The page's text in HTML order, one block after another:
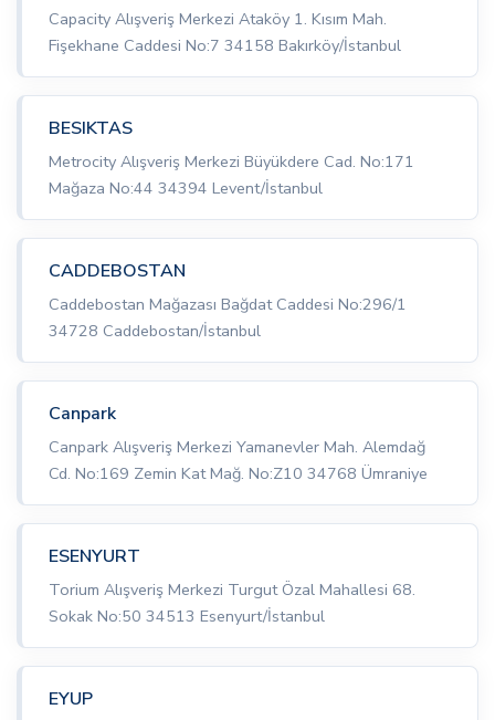
Capacity Alışveriş Merkezi Ataköy 1. Kısım Mah.
Fişekhane Caddesi No:7 34158 Bakırköy/İstanbul
BESIKTAS
Metrocity Alışveriş Merkezi Büyükdere Cad. No:171
Mağaza No:44 34394 Levent/İstanbul
CADDEBOSTAN
Caddebostan Mağazası Bağdat Caddesi No:296/1
34728 Caddebostan/İstanbul
Canpark
Canpark Alışveriş Merkezi Yamanevler Mah. Alemdağ
Cd. No:169 Zemin Kat Mağ. No:Z10 34768 Ümraniye
ESENYURT
Torium Alışveriş Merkezi Turgut Özal Mahallesi 68.
Sokak No:50 34513 Esenyurt/İstanbul
EYUP